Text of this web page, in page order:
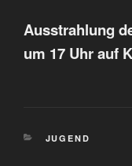
Ausstrahlung
um 17 Uhr auf
KATEGORIEN
JUGEND